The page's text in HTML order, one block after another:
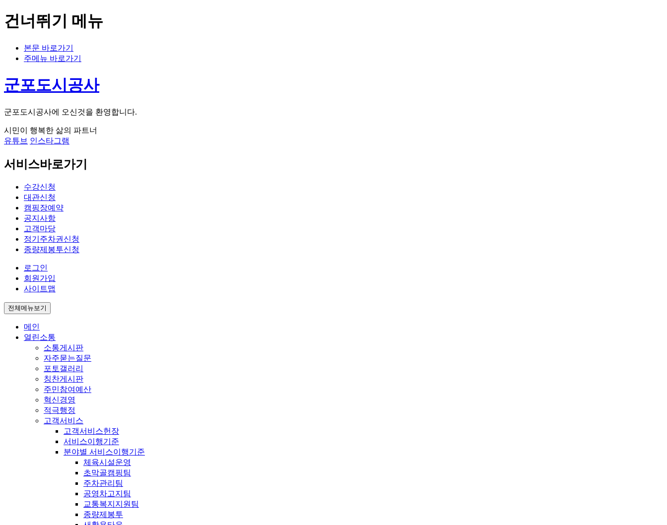
건너뛰기 메뉴
본문 바로가기
주메뉴 바로가기
군포도시공사
군포도시공사에 오신것을 환영합니다.
시민이 행복한 삶의 파트너
유튜브 인스타그램
서비스바로가기
수강신청
대관신청
캠핑장예약
공지사항
고객마당
정기주차권신청
종량제봉투신청
로그인
회원가입
사이트맵
전체메뉴보기
메인
열린소통
소통게시판
자주묻는질문
포토갤러리
칭찬게시판
주민참여예산
혁신경영
적극행정
고객서비스
고객서비스헌장
서비스이행기준
분야별 서비스이행기준
체육시설운영
초막골캠핑팀
주차관리팀
공영차고지팀
교통복지지원팀
종량제봉투